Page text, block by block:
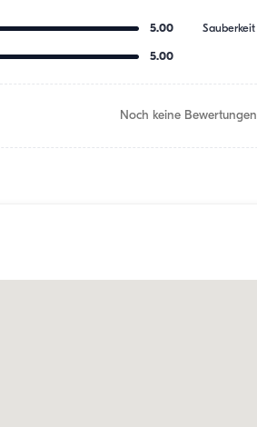
5.00 Sauberkeit
5.00
Noch keine Bewertungen